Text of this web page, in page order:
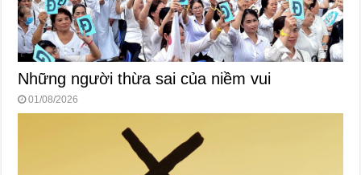
Những người thừa sai của niềm vui
01/08/2026